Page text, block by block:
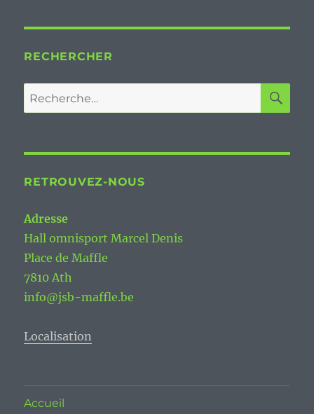
RECHERCHER
RETROUVEZ-NOUS
Adresse
Hall omnisport Marcel Denis
Place de Maffle
7810 Ath
info@jsb-maffle.be
Localisation
Accueil